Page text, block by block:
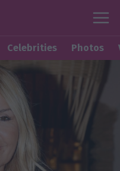
Celebrities Photos